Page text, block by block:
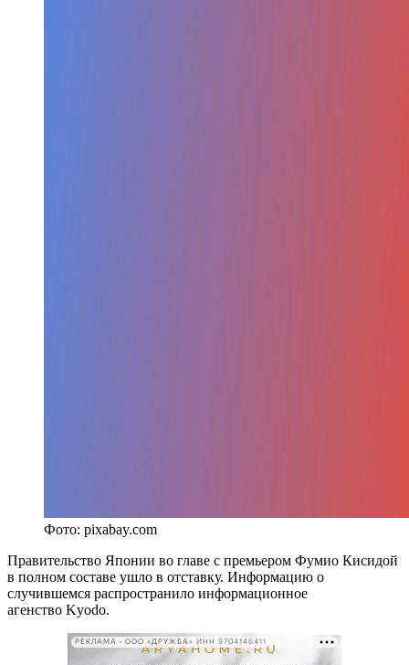
Фото: pixabay.com
Правительство Японии во главе с премьером Фумио Кисидой
в полном составе ушло в отставку. Информацию о
случившемся распространило информационное
агенство Kyodo.
РЕКЛАМА • ООО «ДРУЖБА» ИНН 9704146411